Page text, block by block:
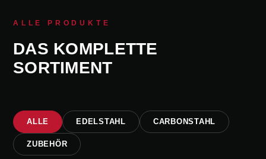
ALLE PRODUKTE
DAS KOMPLETTE
SORTIMENT
ALLE EDELSTAHL CARBONSTAHL
ZUBEHÖR